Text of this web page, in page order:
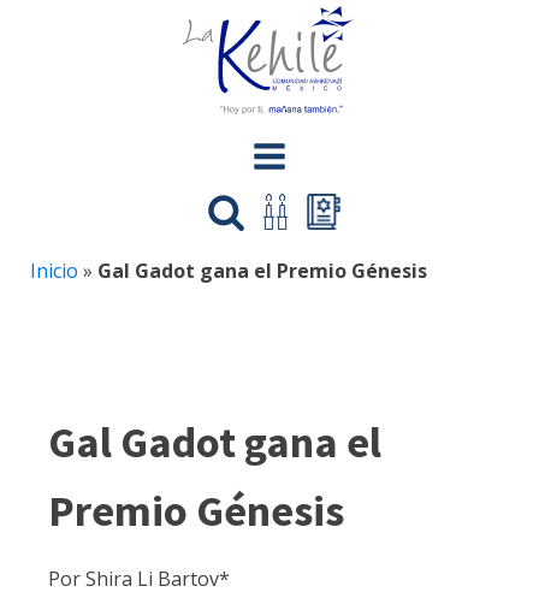
Inicio » Gal Gadot gana el Premio Génesis
Gal Gadot gana el
Premio Génesis
Por Shira Li Bartov*